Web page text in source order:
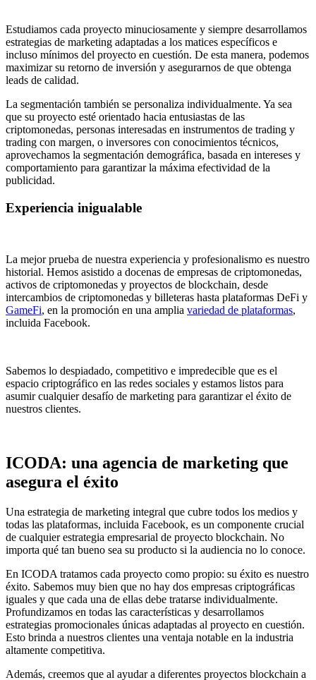
Estudiamos cada proyecto minuciosamente y siempre desarrollamos
estrategias de marketing adaptadas a los matices específicos e
incluso mínimos del proyecto en cuestión. De esta manera, podemos
maximizar su retorno de inversión y asegurarnos de que obtenga
leads de calidad.
La segmentación también se personaliza individualmente. Ya sea
que su proyecto esté orientado hacia entusiastas de las
criptomonedas, personas interesadas en instrumentos de trading y
trading con margen, o inversores con conocimientos técnicos,
aprovechamos la segmentación demográfica, basada en intereses y
comportamiento para garantizar la máxima efectividad de la
publicidad.
Experiencia inigualable
La mejor prueba de nuestra experiencia y profesionalismo es nuestro
historial. Hemos asistido a docenas de empresas de criptomonedas,
activos de criptomonedas y proyectos de blockchain, desde
intercambios de criptomonedas y billeteras hasta plataformas DeFi y
GameFi, en la promoción en una amplia variedad de plataformas,
incluida Facebook.
Sabemos lo despiadado, competitivo e impredecible que es el
espacio criptográfico en las redes sociales y estamos listos para
asumir cualquier desafío de marketing para garantizar el éxito de
nuestros clientes.
ICODA: una agencia de marketing que
asegura el éxito
Una estrategia de marketing integral que cubre todos los medios y
todas las plataformas, incluida Facebook, es un componente crucial
de cualquier estrategia empresarial de proyecto blockchain. No
importa qué tan bueno sea su producto si la audiencia no lo conoce.
En ICODA tratamos cada proyecto como propio: su éxito es nuestro
éxito. Sabemos muy bien que no hay dos empresas criptográficas
iguales y que cada una de ellas debe tratarse individualmente.
Profundizamos en todas las características y desarrollamos
estrategias promocionales únicas adaptadas al proyecto en cuestión.
Esto brinda a nuestros clientes una ventaja notable en la industria
altamente competitiva.
Además, creemos que al ayudar a diferentes proyectos blockchain a